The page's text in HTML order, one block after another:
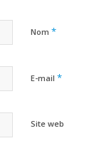
Nom *
E-mail *
Site web